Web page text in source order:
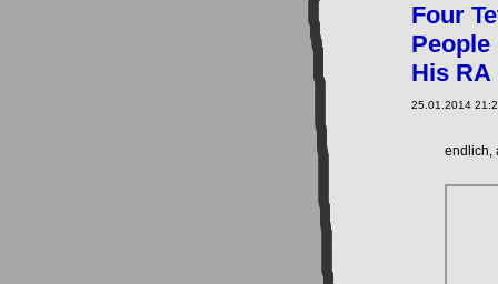
Four
His RA
25.01.2014
endlich,